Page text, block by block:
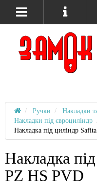
Ручки
Накладки
Накладки під євроциліндр
Накладка під циліндр
Накладка
PZ HS PVD